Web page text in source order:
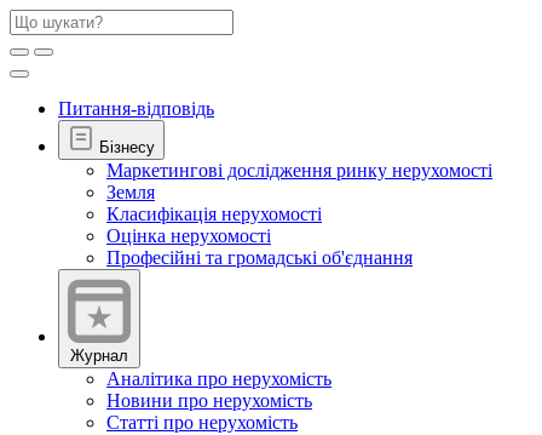
Питання-відповідь
Бізнесу
Маркетингові дослідження ринку нерухомості
Земля
Класифікація нерухомості
Оцінка нерухомості
Професійні та громадські об'єднання
Журнал
Аналітика про нерухомість
Новини про нерухомість
Статті про нерухомість